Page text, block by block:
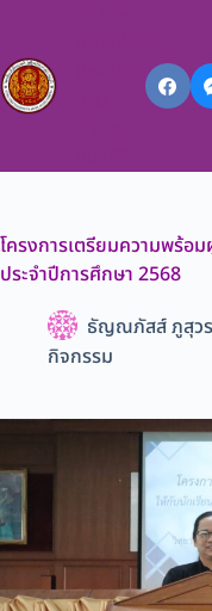
เทคโนโลยี
โครงการเตรียมความพร้
ประจำปีการศึกษา 2568
ธัญณภัสส์ ภูสุว
กิจกรรม